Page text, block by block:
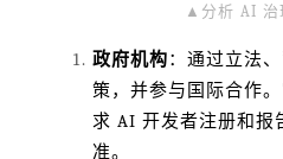
▲分析 AI 治
政府机构：通过立法
策，并参与国际合作
求 AI 开发者注册和报
准。